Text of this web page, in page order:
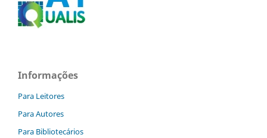
Informações
Para Leitores
Para Autores
Para Bibliotecários